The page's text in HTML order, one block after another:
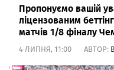
Пропонуємо вашій
ліцензованим
матчів 1/8 фіналу
4 ЛИПНЯ, 11:00 АВТОР: